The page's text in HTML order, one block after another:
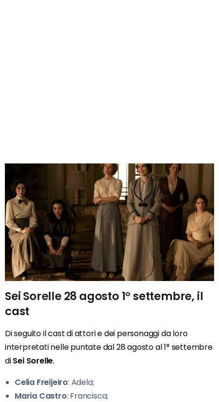
Sei Sorelle 28 agosto 1° settembre, il
cast
Di seguito il cast di attori e dei personaggi da loro
interpretati nelle puntate dal28 agostoal1° settembre
diSei Sorelle.
Celia Freijeiro: Adela;
Maria Castro: Francisca;